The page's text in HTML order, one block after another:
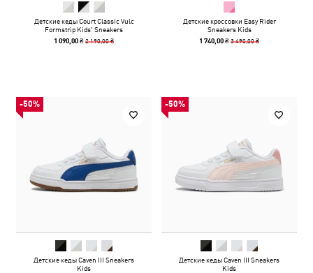
Детские кеды Court Classic Vulc
Formstrip Kids' Sneakers
1 090,00 ₴2 190,00 ₴
Детские кроссовки Easy Rider
Sneakers Kids
1 740,00 ₴3 490,00 ₴
-50%
Детские кеды Caven III Sneakers
Kids
-50%
Детские кеды Caven III Sneakers
Kids